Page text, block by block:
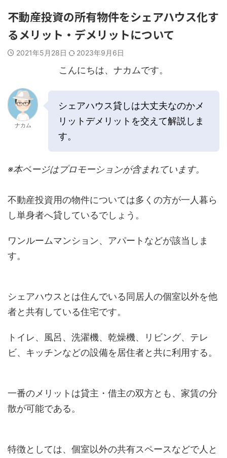
不動産投資の所有物件をシェアハウス化す
るメリット・デメリットについて
2021年5月28日 2023年9月6日
こんにちは、ナカムです。
ナカム
シェアハウス貸しは大丈夫なのかメ
リットデメリットを交えて解説しま
す。
※本ページはプロモーションが含まれています。
不動産投資用の物件については多くの方が一人暮ら
し単身者へ貸しているでしょう。
ワンルームマンション、アパートなどが該当しま
す。
シェアハウスとは住んでいる同居人の個室以外を他
者と共有している住宅です。
トイレ、風呂、洗濯機、乾燥機、リビング、テレ
ビ、キッチンなどの設備を居住者と共に利用する。
一番のメリットは貸主・借主の双方とも、家賃の分
散が可能である。
特徴としては、個室以外の共有スペースなどで人と